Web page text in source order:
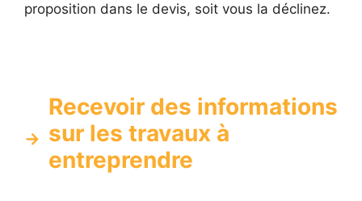
proposition dans le devis, soit vous la déclinez.
Recevoir des informations
sur les travaux à
entreprendre